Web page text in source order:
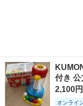
付き
2,100円
オンライ